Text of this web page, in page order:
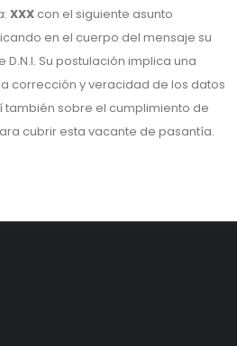
XXX con el siguiente asunto
en el cuerpo del mensaje su
Su postulación implica una
corrección y veracidad de los datos
sobre el cumplimiento de
cubrir esta vacante de pasantía.